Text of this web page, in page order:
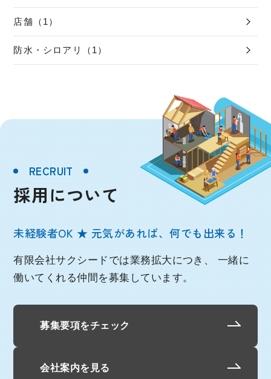
店舗（1）
防水・シロアリ（1）
RECRUIT
採用について
未経験者OK ★ 元気があれば、何でも出来る！
有限会社サクシードでは業務拡大につき、
一緒に
働いてくれる仲間を募集しています。
募集要項をチェック
会社案内を見る